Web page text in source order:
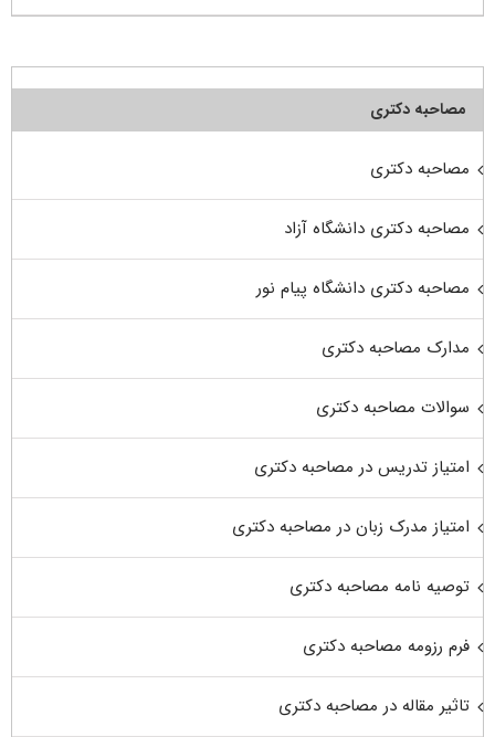
مصاحبه دکتری
مصاحبه دکتری
مصاحبه دکتری دانشگاه آزاد
مصاحبه دکتری دانشگاه پیام نور
مدارک مصاحبه دکتری
سوالات مصاحبه دکتری
امتیاز تدریس در مصاحبه دکتری
امتیاز مدرک زبان در مصاحبه دکتری
توصیه نامه مصاحبه دکتری
فرم رزومه مصاحبه دکتری
تاثیر مقاله در مصاحبه دکتری